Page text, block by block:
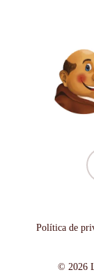
Política de
© 2026